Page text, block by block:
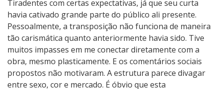
t
e
F
a
z
!
Tiradentes com certas expectativas, já que seu curta
havia cativado grande parte do público ali presente.
Pessoalmente, a transposição não funciona de maneira
tão carismática quanto anteriormente havia sido. Tive
muitos impasses em me conectar diretamente com a
obra, mesmo plasticamente. E os comentários sociais
propostos não motivaram. A estrutura parece divagar
entre sexo, cor e mercado. É óbvio que esta